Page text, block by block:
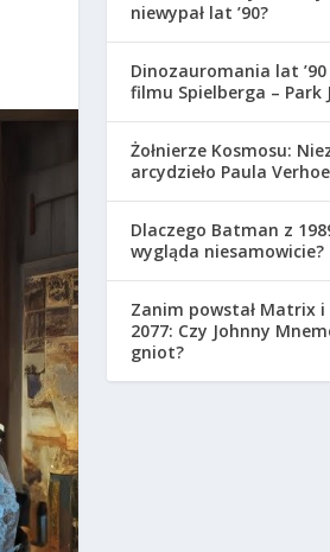
niewypał lat ’90?
Dinozauromania lat
filmu Spielberga – Park
Żołnierze Kosmosu:
arcydzieło Paula
Dlaczego Batman z
wygląda niesamowicie?
Zanim powstał Matrix i
2077: Czy Johnny
gniot?